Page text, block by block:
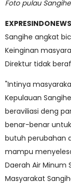
Foto pulau
EXPRESINDONEWS
Sangihe angkat
Keinginan
Direktur tidak
"Intinya
Kepulauan
beraviliasi deng
benar-benar
butuh perubahan
mampu
Daerah Air Minum
Masyarakat